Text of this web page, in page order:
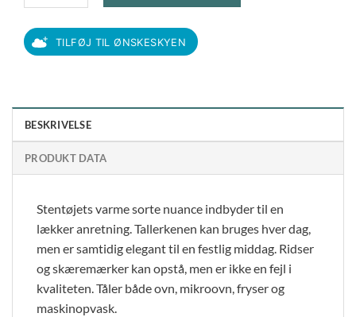
TILFØJ TIL ØNSKESKYEN
BESKRIVELSE
PRODUKT DATA
Stentøjets varme sorte nuance indbyder til en
lækker anretning. Tallerkenen kan bruges hver dag,
men er samtidig elegant til en festlig middag. Ridser
og skæremærker kan opstå, men er ikke en fejl i
kvaliteten. Tåler både ovn, mikroovn, fryser og
maskinopvask.